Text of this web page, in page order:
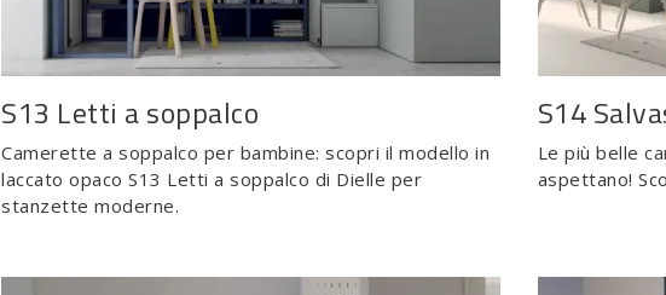
S13 Letti a soppalco
Camerette a soppalco per bambine: scopri il modello in
laccato opaco S13 Letti a soppalco di Dielle per
stanzette moderne.
S14
Le più belle
aspettano!